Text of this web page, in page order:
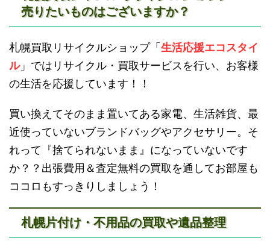
新十津川不用品回収
砂川不用品回収 帯広・十勝不用品回収
売りたいものはございますか？
札幌買取リサイクルショップ「 生活応援エコスタイ
ル」ではリサイクル・買取サービスを行い、お客様
の生活を応援しています！！
買い換えてそのまま置いてある家電、生活雑貨、最
近使っていないブランドバッグやアクセサリー。そ
れって『捨てられないまま』になっていないです
か？？出張費用＆査定無料の買取を通してお部屋も
ココロもすっきりしましょう！
札幌片付け・不用品の買取や遺品整理